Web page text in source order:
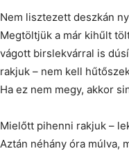
Nem lisztezett deszkán
Megtöltjük a már kihűlt
vágott birslekvárral is
rakjuk – nem kell
Ha ez nem megy, akkor
Mielőtt pihenni rakjuk –
Aztán néhány óra múlva,